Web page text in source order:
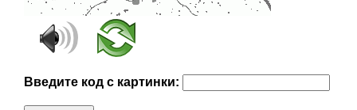
Введите код с картинки: